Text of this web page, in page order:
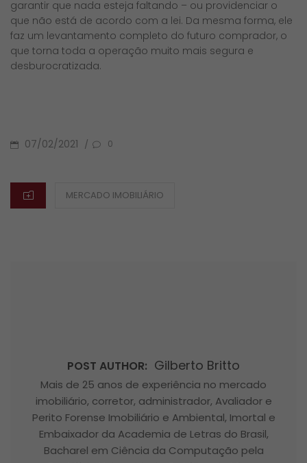
garantir que nada esteja faltando – ou providenciar o
que não está de acordo com a lei. Da mesma forma, ele
faz um levantamento completo do futuro comprador, o
que torna toda a operação muito mais segura e
desburocratizada.
POSTED
07/02/2021 / 0
CATEGORIES
MERCADO IMOBILIÁRIO
POST AUTHOR: Gilberto Britto
Mais de 25 anos de experiência no mercado
imobiliário, corretor, administrador, Avaliador e
Perito Forense Imobiliário e Ambiental, Imortal e
Embaixador da Academia de Letras do Brasil,
Bacharel em Ciência da Computação pela